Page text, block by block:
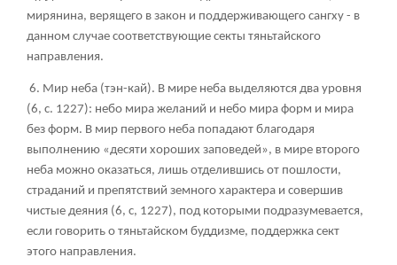
мирянина, верящего в закон и поддерживающего сангху - в
данном случае соответствующие секты тяньтайского
направления.
6. Мир неба (тэн-кай). В мире неба выделяются два уровня
(6, с. 1227): небо мира желаний и небо мира форм и мира
без форм. В мир первого неба попадают благодаря
выполнению «десяти хороших заповедей», в мире второго
неба можно оказаться, лишь отделившись от пошлости,
страданий и препятствий земного характера и совершив
чистые деяния (6, с, 1227), под которыми подразумевается,
если говорить о тяньтайском буддизме, поддержка сект
этого направления.